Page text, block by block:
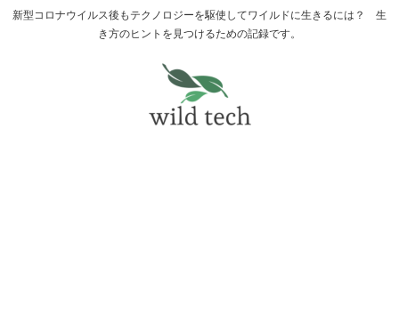
新型コロナウイルス後もテクノロジーを駆使してワイルドに生きるには？ 生
き方のヒントを見つけるための記録です。